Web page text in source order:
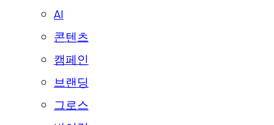
AI
콘텐츠
캠페인
브랜딩
그로스